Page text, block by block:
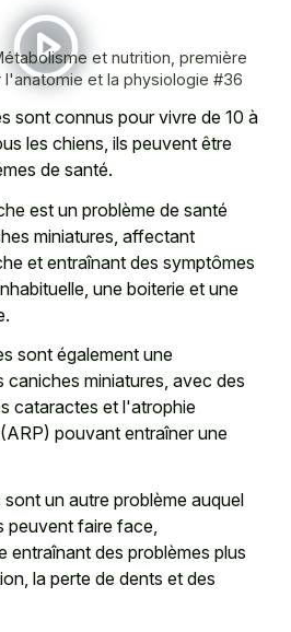
et nutrition, première
et la physiologie #36
sont connus pour vivre de 10 à
les chiens, ils peuvent être
de santé.
est un problème de santé
miniatures, affectant
et entraînant des symptômes
une boiterie et une
sont également une
miniatures, avec des
cataractes et l'atrophie
pouvant entraîner une
un autre problème auquel
peuvent faire face,
entraînant des problèmes plus
la perte de dents et des